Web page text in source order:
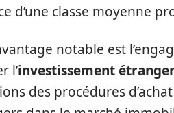
d’une classe moyenne
notable est
l’investissement
des procédures